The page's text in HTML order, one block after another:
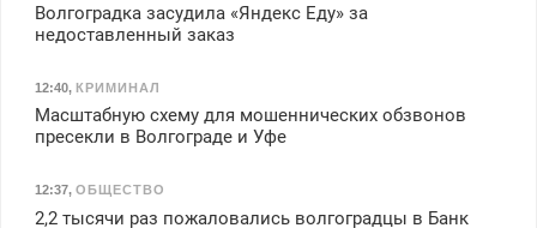
Волгоградка засудила «Яндекс Еду» за
недоставленный заказ
12:40, КРИМИНАЛ
Масштабную схему для мошеннических обзвонов
пресекли в Волгограде и Уфе
12:37, ОБЩЕСТВО
2,2 тысячи раз пожаловались волгоградцы в Банк